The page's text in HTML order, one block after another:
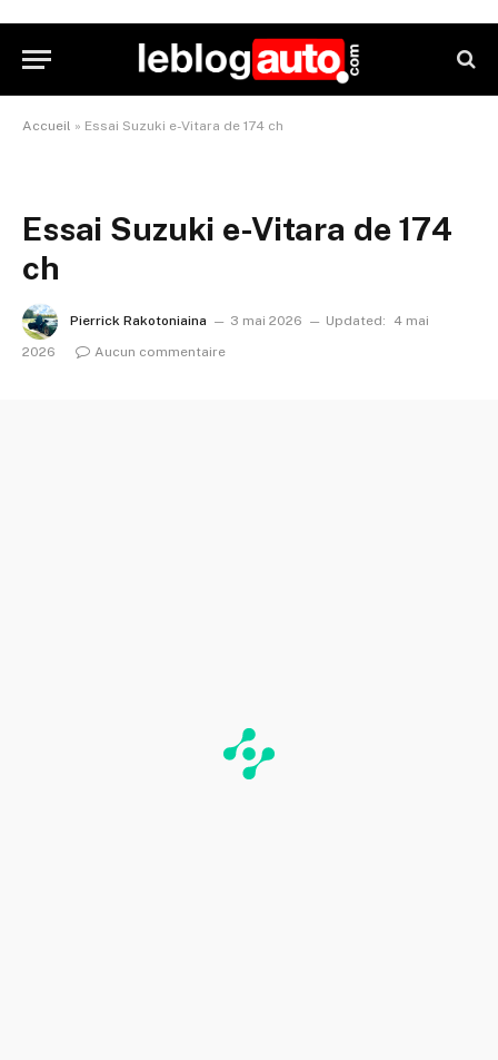
Accueil » Essai Suzuki e-Vitara de 174 ch
Essai Suzuki e-Vitara de 174
ch
Pierrick Rakotoniaina 3 mai 2026 Updated:
4 mai
2026
Aucun commentaire